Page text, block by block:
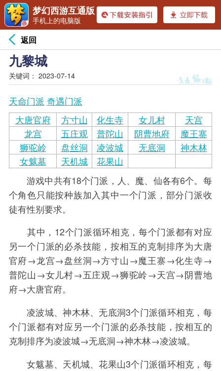
返回
九黎城
关键词： 2023-07-14
天命门派 奇遇门派
大唐官府
方寸山 化生寺 女儿村
天宫
龙宫
五庄观 普陀山 阴曹地府
魔王寨
狮驼岭
盘丝洞 凌波城 无底洞
神木林
女魃墓
天机城
花果山
游戏中共有18个门派，人、魔、仙各有6个。每
个角色只能按种族加入其中一个门派，部分门派收
徒有性别要求。
其中，12个门派循环相克，每个门派都有对应
另一个门派的必杀技能，按相互的克制排序为大唐
官府→龙宫→盘丝洞→方寸山→魔王寨→化生寺→
普陀山→女儿村→五庄观→狮驼岭→天宫→阴曹地
府→大唐官府。
凌波城、神木林、无底洞3个门派循环相克，每
个门派都有对应另一个门派的必杀技能，按相互的
克制排序为凌波城→无底洞→神木林→凌波城。
女魃墓、天机城、花果山3个门派循环相克，每
梦幻西游互通版
手机上的电脑版